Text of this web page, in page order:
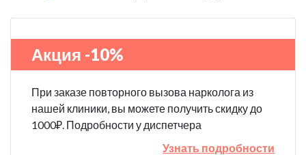
Акция -10%
При заказе повторного вызова нарколога из
нашей клиники, вы можете получить скидку до
1000₽. Подробности у диспетчера
Узнать подробности